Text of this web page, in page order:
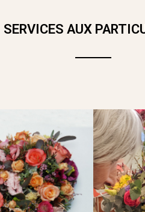
SERVICES AUX